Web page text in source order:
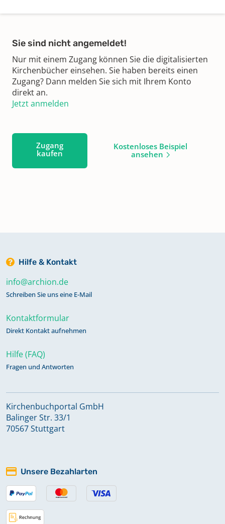
Sie sind nicht angemeldet!
Nur mit einem Zugang können Sie die digitalisierten
Kirchenbücher einsehen. Sie haben bereits einen
Zugang? Dann melden Sie sich mit Ihrem Konto
direkt an.
Jetzt anmelden
Zugang
kaufen
Kostenloses Beispiel
ansehen
Hilfe & Kontakt
info@archion.de
Schreiben Sie uns eine E-Mail
Kontaktformular
Direkt Kontakt aufnehmen
Hilfe (FAQ)
Fragen und Antworten
Kirchenbuchportal GmbH
Balinger Str. 33/1
70567 Stuttgart
Unsere Bezahlarten